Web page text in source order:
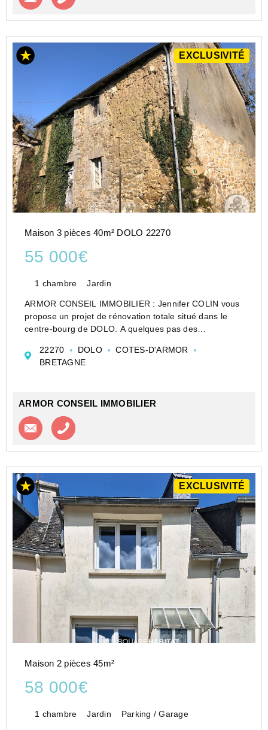
EXCLUSIVITÉ
Maison 3 pièces 40m² DOLO 22270
55 000€
1 chambre Jardin
ARMOR CONSEIL IMMOBILIER : Jennifer COLIN vous
propose un projet de rénovation totale situé dans le
centre-bourg de DOLO. A quelques pas des
aux nombreux réseaux de transport de la région et à
seulement v...
22270 DOLO
COTES-D'ARMOR
BRETAGNE
ARMOR CONSEIL IMMOBILIER
Contacter l'agence
EXCLUSIVITÉ
Maison 2 pièces 45m²
58 000€
1 chambre Jardin Parking / Garage